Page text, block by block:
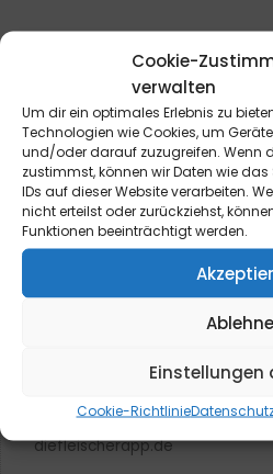
Cookie-
verwalten
Um dir ein optimales Erlebnis zu
Technologien wie Cookies, um
und/oder darauf zuzugreifen. Wenn
zustimmst, können wir Daten wie
IDs auf dieser Website verarbeiten.
nicht erteilst oder zurückziehst,
Funktionen beeinträchtigt werden.
Einstellungen
Cookie-Richtlinie
blmedien.de
blgastro.de
moproweb.de
kaeseweb.de
diefleischerapp.de